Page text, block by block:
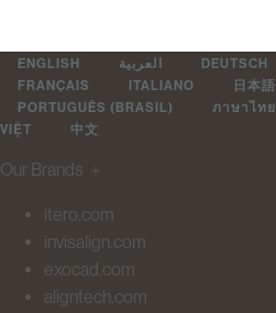
ENGLISH العربية DEUTSCH
FRANÇAIS
ITALIANO 日本語
PORTUGUÊS (BRASIL)
ภาษาไทย
VIỆT
中文
Our Brands ＋
itero.com
invisalign.com
exocad.com
aligntech.com